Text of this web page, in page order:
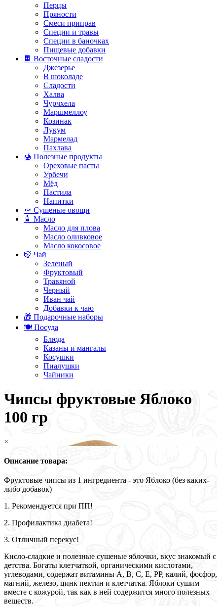
Перцы
Пряности
Смеси приправ
Специи и травы
Специи в баночках
Пищевые добавки
🍫 Восточные сладости
Джезерье
В шоколаде
Сладости
Халва
Чурчхела
Маршмеллоу
Козинак
Лукум
Мармелад
Пахлава
🍯 Полезные продукты
Ореховые пасты
Урбечи
Мёд
Пастила
Напитки
🥕 Сушеные овощи
🧴 Масло
Масло для плова
Масло оливковое
Масло кокосовое
🍃 Чай
Зеленый
Фруктовый
Травяной
Черный
Иван чай
Добавки к чаю
🎁 Подарочные наборы
🍽️ Посуда
Блюда
Казаны и мангалы
Косушки
Пиалушки
Чайники
Чипсы фруктовые Яблоко
100 гр
×
Описание товара:
Фруктовые чипсы из 1 ингредиента - это Яблоко (без каких-
либо добавок)
1. Рекомендуется при ПП!
2. Профилактика диабета!
3. Отличный перекус!
Кисло-сладкие и полезные сушеные яблочки, вкус знакомый с
детства. Богаты клетчаткой, органическими кислотами,
углеводами, содержат витамины А, В, С, Е, РР, калий, фосфор,
магний, железо, цинк пектин и клетчатка. Яблоки сушим
вместе с кожурой, так как в ней содержится много полезных
веществ.